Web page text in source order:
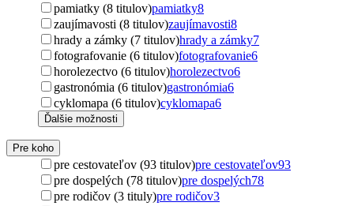
pamiatky (8 titulov)pamiatky8
zaujímavosti (8 titulov)zaujímavosti8
hrady a zámky (7 titulov)hrady a zámky7
fotografovanie (6 titulov)fotografovanie6
horolezectvo (6 titulov)horolezectvo6
gastronómia (6 titulov)gastronómia6
cyklomapa (6 titulov)cyklomapa6
Ďalšie možnosti
Pre koho
pre cestovateľov (93 titulov)pre cestovateľov93
pre dospelých (78 titulov)pre dospelých78
pre rodičov (3 tituly)pre rodičov3